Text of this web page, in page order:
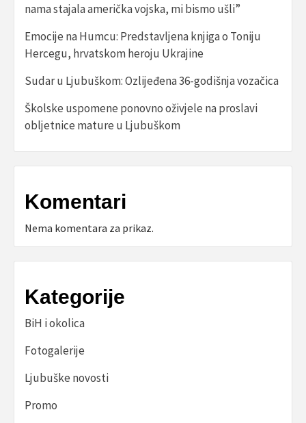
nama stajala američka vojska, mi bismo ušli”
Emocije na Humcu: Predstavljena knjiga o Toniju
Hercegu, hrvatskom heroju Ukrajine
Sudar u Ljubuškom: Ozlijeđena 36-godišnja vozačica
Školske uspomene ponovno oživjele na proslavi
obljetnice mature u Ljubuškom
Komentari
Nema komentara za prikaz.
Kategorije
BiH i okolica
Fotogalerije
Ljubuške novosti
Promo